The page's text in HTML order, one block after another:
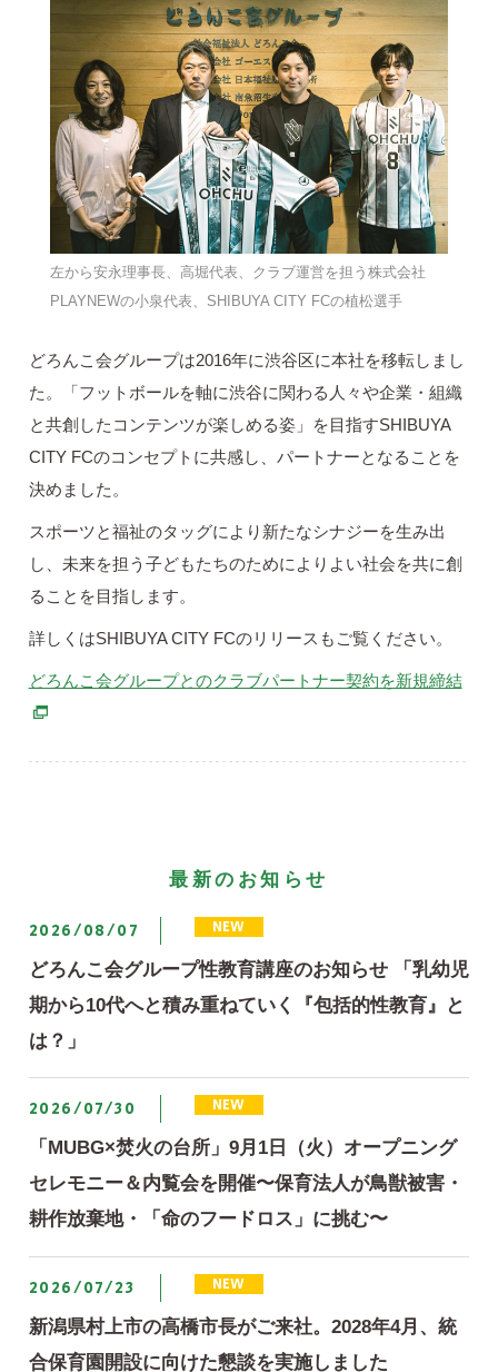
左から安永理事長、高堀代表、クラブ運営を担う株式会社
PLAYNEWの小泉代表、SHIBUYA CITY FCの植松選手
どろんこ会グループは2016年に渋谷区に本社を移転しまし
た。「フットボールを軸に渋谷に関わる人々や企業・組織
と共創したコンテンツが楽しめる姿」を目指すSHIBUYA
CITY FCのコンセプトに共感し、パートナーとなることを
決めました。
スポーツと福祉のタッグにより新たなシナジーを生み出
し、未来を担う子どもたちのためによりよい社会を共に創
ることを目指します。
詳しくはSHIBUYA CITY FCのリリースもご覧ください。
どろんこ会グループとのクラブパートナー契約を新規締結別ウ
最新のお知らせ
2026/08/07
どろんこ会グループ性教育講座のお知らせ 「乳幼児
期から10代へと積み重ねていく『包括的性教育』と
は？」
2026/07/30
「MUBG×焚火の台所」9月1日（火）オープニング
セレモニー＆内覧会を開催〜保育法人が鳥獣被害・
耕作放棄地・「命のフードロス」に挑む〜
2026/07/23
新潟県村上市の高橋市長がご来社。2028年4月、統
合保育園開設に向けた懇談を実施しました